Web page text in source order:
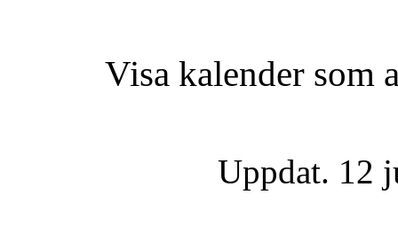
Visa kalender som
Uppdat. 12